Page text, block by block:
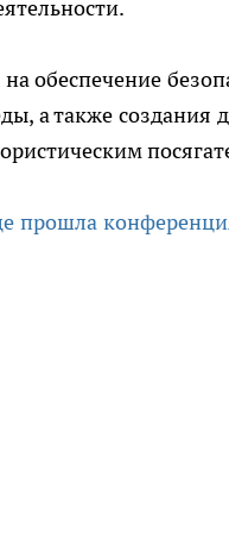
обеспечение
а также создания
прошла